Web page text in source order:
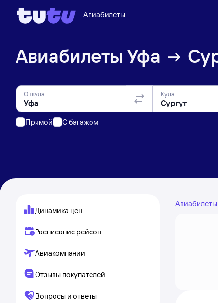
Авиабилеты
Авиабилеты Уфа
Откуда
Прямой C багажом
Куда
Динамика цен
Расписание рейсов
Авиакомпании
Отзывы покупателей
Вопросы и ответы
Авиабилеты